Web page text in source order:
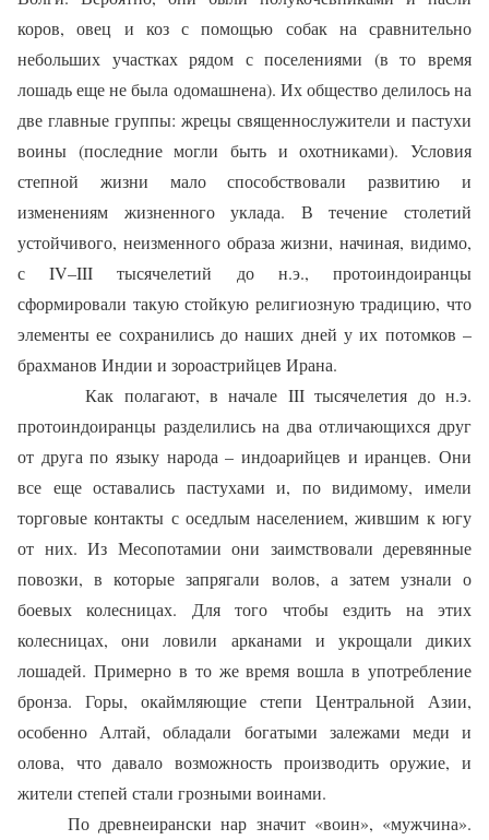
коров, овец и коз с помощью собак на сравнительно
небольших участках рядом с поселениями (в то время
лошадь еще не была одомашнена). Их общество делилось на
две главные группы: жрецы священнослужители и пастухи
воины (последние могли быть и охотниками). Условия
степной жизни мало способствовали развитию и
изменениям жизненного уклада. В течение столетий
устойчивого, неизменного образа жизни, начиная, видимо,
с IV–III тысячелетий до н.э., протоиндоиранцы
сформировали такую стойкую религиозную традицию, что
элементы ее сохранились до наших дней у их потомков –
брахманов Индии и зороастрийцев Ирана.
Как полагают, в начале III тысячелетия до н.э.
протоиндоиранцы разделились на два отличающихся друг
от друга по языку народа – индоарийцев и иранцев. Они
все еще оставались пастухами и, по видимому, имели
торговые контакты с оседлым населением, жившим к югу
от них. Из Месопотамии они заимствовали деревянные
повозки, в которые запрягали волов, а затем узнали о
боевых колесницах. Для того чтобы ездить на этих
колесницах, они ловили арканами и укрощали диких
лошадей. Примерно в то же время вошла в употребление
бронза. Горы, окаймляющие степи Центральной Азии,
особенно Алтай, обладали богатыми залежами меди и
олова, что давало возможность производить оружие, и
жители степей стали грозными воинами.
По древнеирански нар значит «воин», «мужчина».